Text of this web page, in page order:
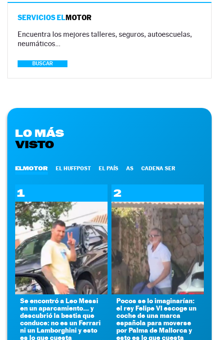
SERVICIOS ELMOTOR
Encuentra los mejores talleres, seguros, autoescuelas,
neumáticos…
BUSCAR
LO MÁS
VISTO
ELMOTOR EL HUFFPOST EL PAÍS AS CADENA SER
1
Se encontró a Leo Messi
en un aparcamiento... y
descubrió la bestia que
conduce: no es un Ferrari
ni un Lamborghini y esto
es lo que cuesta
2
Pocos se lo imaginarían:
el rey Felipe VI escoge un
coche de una marca
española para moverse
por Palma de Mallorca y
esto es lo que cuesta